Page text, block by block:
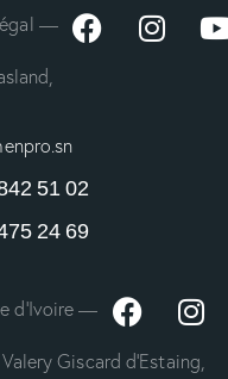
—
51 02
24 69
d’Ivoire —
Giscard d’Estaing,